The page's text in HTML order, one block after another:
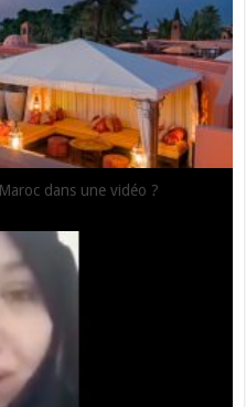
dans une vidéo ?